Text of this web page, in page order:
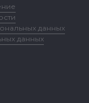
данных
данных